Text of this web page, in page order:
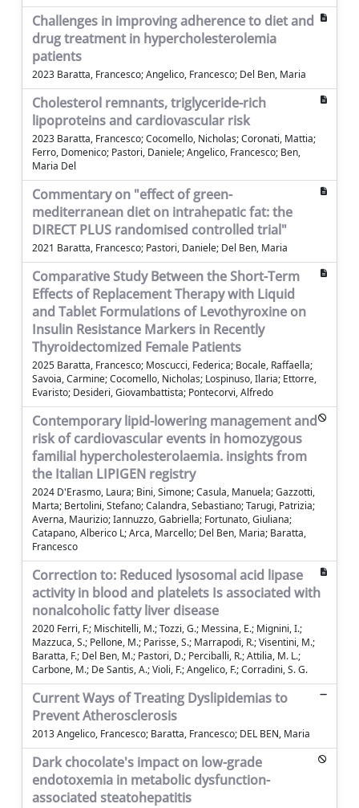
Challenges in improving adherence to diet and
drug treatment in hypercholesterolemia
patients
2023 Baratta, Francesco; Angelico, Francesco; Del Ben, Maria
Cholesterol remnants, triglyceride-rich
lipoproteins and cardiovascular risk
2023 Baratta, Francesco; Cocomello, Nicholas; Coronati, Mattia;
Ferro, Domenico; Pastori, Daniele; Angelico, Francesco; Ben,
Maria Del
Commentary on "effect of green-
mediterranean diet on intrahepatic fat: the
DIRECT PLUS randomised controlled trial"
2021 Baratta, Francesco; Pastori, Daniele; Del Ben, Maria
Comparative Study Between the Short-Term
Effects of Replacement Therapy with Liquid
and Tablet Formulations of Levothyroxine on
Insulin Resistance Markers in Recently
Thyroidectomized Female Patients
2025 Baratta, Francesco; Moscucci, Federica; Bocale, Raffaella;
Savoia, Carmine; Cocomello, Nicholas; Lospinuso, Ilaria; Ettorre,
Evaristo; Desideri, Giovambattista; Pontecorvi, Alfredo
Contemporary lipid-lowering management and
risk of cardiovascular events in homozygous
familial hypercholesterolaemia. insights from
the Italian LIPIGEN registry
2024 D'Erasmo, Laura; Bini, Simone; Casula, Manuela; Gazzotti,
Marta; Bertolini, Stefano; Calandra, Sebastiano; Tarugi, Patrizia;
Averna, Maurizio; Iannuzzo, Gabriella; Fortunato, Giuliana;
Catapano, Alberico L; Arca, Marcello; Del Ben, Maria; Baratta,
Francesco
Correction to: Reduced lysosomal acid lipase
activity in blood and platelets Is associated with
nonalcoholic fatty liver disease
2020 Ferri, F.; Mischitelli, M.; Tozzi, G.; Messina, E.; Mignini, I.;
Mazzuca, S.; Pellone, M.; Parisse, S.; Marrapodi, R.; Visentini, M.;
Baratta, F.; Del Ben, M.; Pastori, D.; Perciballi, R.; Attilia, M. L.;
Carbone, M.; De Santis, A.; Violi, F.; Angelico, F.; Corradini, S. G.
Current Ways of Treating Dyslipidemias to
Prevent Atherosclerosis
2013 Angelico, Francesco; Baratta, Francesco; DEL BEN, Maria
Dark chocolate's impact on low-grade
endotoxemia in metabolic dysfunction-
associated steatohepatitis